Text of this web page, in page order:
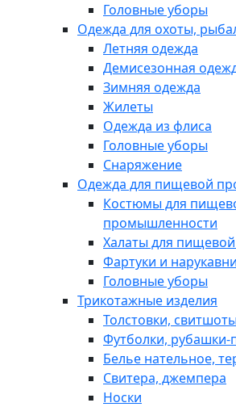
Головные уборы
Одежда для охоты,
Летняя одежда
Демисезонная
Зимняя одежда
Жилеты
Одежда из флиса
Головные уборы
Снаряжение
Одежда для пищевой
Костюмы для
промышленности
Халаты для
Фартуки и
Головные уборы
Трикотажные изделия
Толстовки, свитшоты
Футболки, рубашки-
Белье нательное,
Свитера, джемпера
Носки